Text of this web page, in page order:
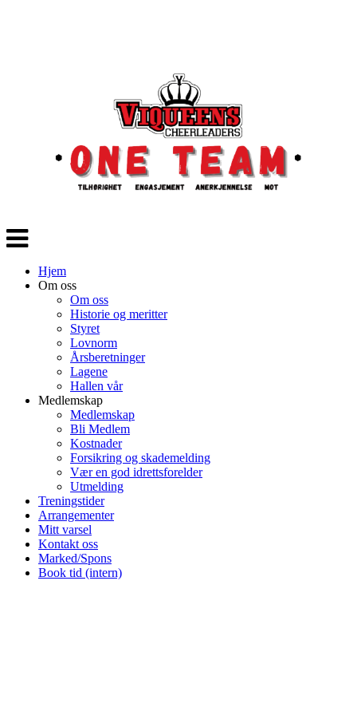
Veksle
navigasjon
Hjem
Om oss
Om oss
Historie og meritter
Styret
Lovnorm
Årsberetninger
Lagene
Hallen vår
Medlemskap
Medlemskap
Bli Medlem
Kostnader
Forsikring og skademelding
Vær en god idrettsforelder
Utmelding
Treningstider
Arrangementer
Mitt varsel
Kontakt oss
Marked/Spons
Book tid (intern)